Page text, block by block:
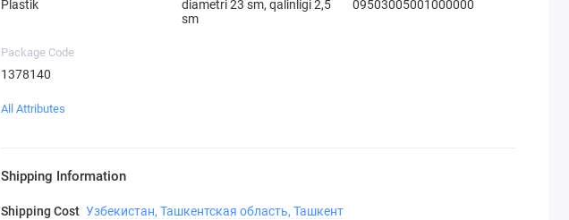
Plastik
diametri 23 sm, qalinligi 2,5
sm
09503005001000000
Package Code
1378140
All Attributes
Shipping Information
Shipping Cost Узбекистан, Ташкентская область, Ташкент